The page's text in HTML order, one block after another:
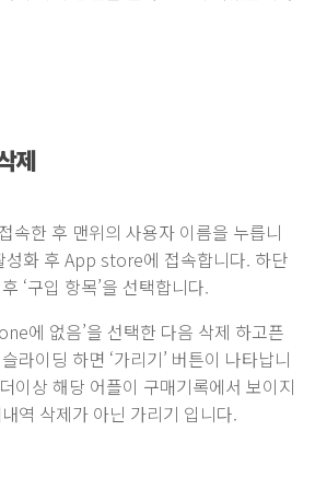
제
속한 후 맨위의 사용자 이름을 누릅니
성화 후 App store에 접속합니다. 하단
‘구입 항목’을 선택합니다.
에 없음’을 선택한 다음 삭제 하고픈
라이딩 하면 ‘가리기’ 버튼이 나타납니
이상 해당 어플이 구매기록에서 보이지
역 삭제가 아닌 가리기 입니다.